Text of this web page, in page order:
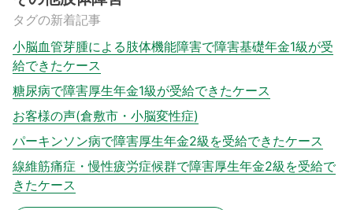
タグの新着記事
小脳血管芽腫による肢体機能障害で障害基礎年金1級が受
給できたケース
糖尿病で障害厚生年金1級が受給できたケース
お客様の声(倉敷市・小脳変性症)
パーキンソン病で障害厚生年金2級を受給できたケース
線維筋痛症・慢性疲労症候群で障害厚生年金2級を受給で
きたケース